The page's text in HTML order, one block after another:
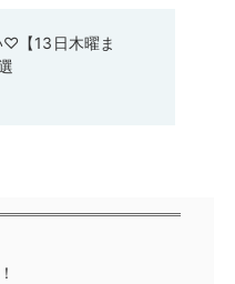
♡【13日木曜ま